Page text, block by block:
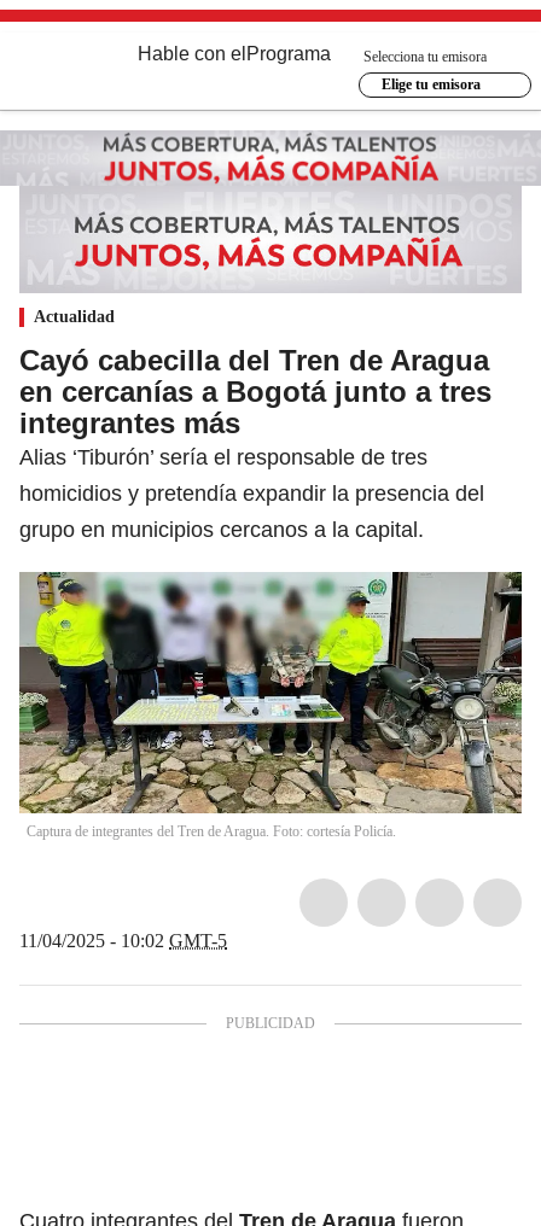
Hable con el Programa
Selecciona tu emisora
Elige tu emisora
Actualidad
Cayó cabecilla del Tren de Aragua
en cercanías a Bogotá junto a tres
integrantes más
Alias ‘Tiburón’ sería el responsable de tres
homicidios y pretendía expandir la presencia del
grupo en municipios cercanos a la capital.
Captura de integrantes del Tren de Aragua. Foto: cortesía Policía.
11/04/2025 - 10:02 GMT-5
Cuatro integrantes del Tren de Aragua fueron